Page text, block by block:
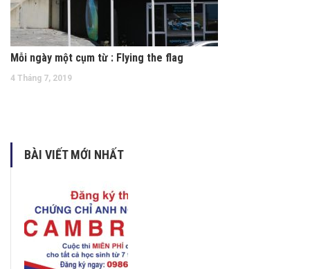
Mỗi ngày một cụm từ : Flying the flag
4 Tháng 7, 2019
BÀI VIẾT MỚI NHẤT